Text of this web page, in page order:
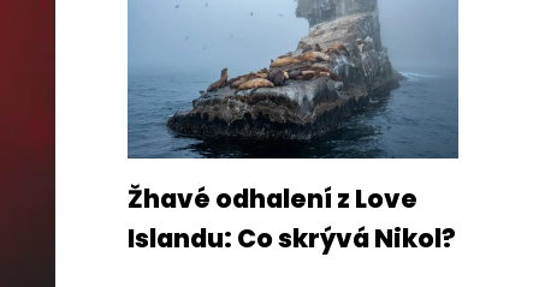
Žhavé odhalení z Love
Islandu: Co skrývá Nikol?